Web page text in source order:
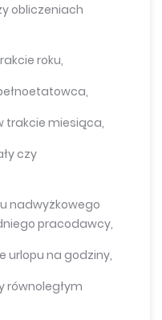
obliczeniach
roku,
trakcie miesiąca,
czy
nadwyżkowego
pracodawcy,
urlopu na godziny,
równoległym